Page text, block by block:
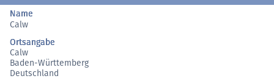
Name
Calw
Ortsangabe
Calw
Baden-Württemberg
Deutschland